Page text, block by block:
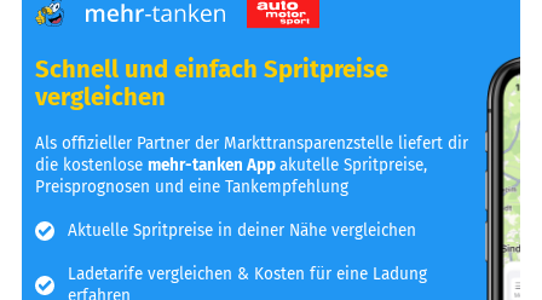
Schnell und einfach Spritpreise
vergleichen
Als offizieller Partner der Markttransparenzstelle liefert dir
die kostenlosemehr-tanken Appakutelle Spritpreise,
Preisprognosen und eine Tankempfehlung
Aktuelle Spritpreise in deiner Nähe vergleichen
Ladetarife vergleichen & Kosten für eine Ladung
erfahren